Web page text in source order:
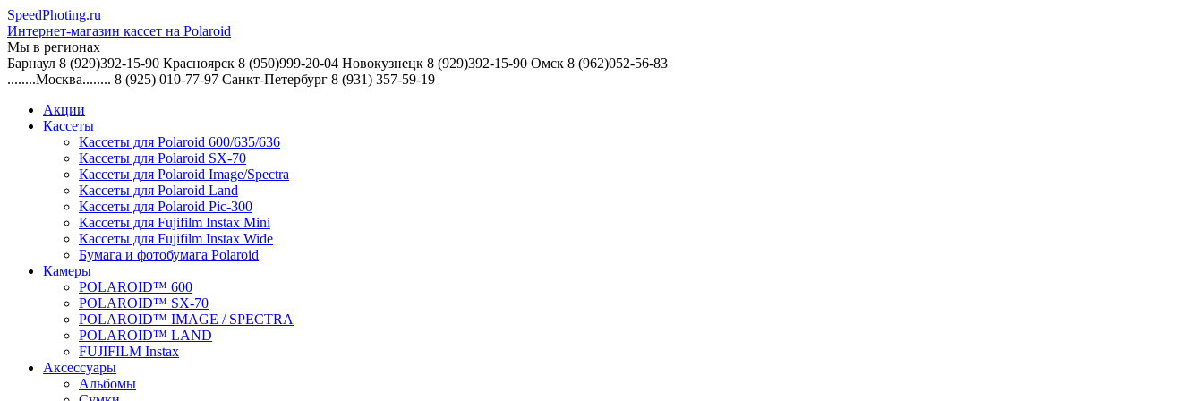
SpeedPhoting.ru
Интернет-магазин кассет на Polaroid
Мы в регионах
Барнаул 8 (929)392-15-90 Красноярск 8 (950)999-20-04 Новокузнецк 8 (929)392-15-90 Омск 8 (962)052-56-83
........Москва........ 8 (925) 010-77-97 Санкт-Петербург 8 (931) 357-59-19
Акции
Кассеты
Кассеты для Polaroid 600/635/636
Кассеты для Polaroid SX-70
Кассеты для Polaroid Image/Spectra
Кассеты для Polaroid Land
Кассеты для Polaroid Pic-300
Кассеты для Fujifilm Instax Mini
Кассеты для Fujifilm Instax Wide
Бумага и фотобумага Polaroid
Камеры
POLAROID™ 600
POLAROID™ SX-70
POLAROID™ IMAGE / SPECTRA
POLAROID™ LAND
FUJIFILM Instax
Аксессуары
Альбомы